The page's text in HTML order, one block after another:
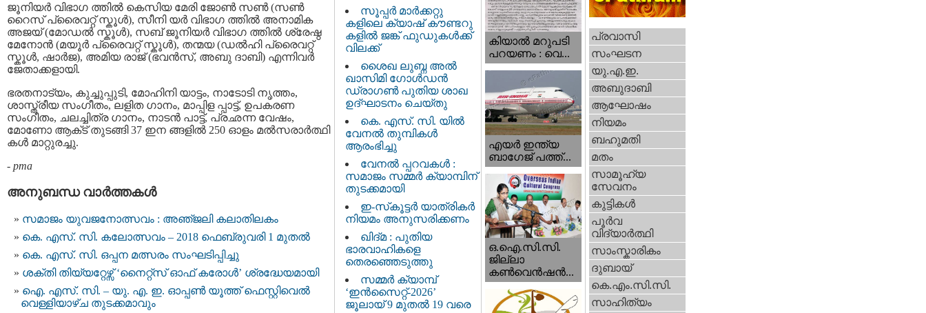
ജൂനിയർ വിഭാഗ ത്തിൽ കെസിയ മേരി ജോൺ സൺ (സൺ
റൈസ് പ്രൈവറ്റ് സ്കൂൾ), സീനി യർ വിഭാഗ ത്തിൽ അനാമിക
അജയ് (മോഡൽ സ്കൂൾ), സബ് ജൂനിയർ വിഭാഗ ത്തിൽ ശ്രേഷ്ഠ
മേനോൻ (മയൂർ പ്രൈവറ്റ് സ്കൂൾ), തന്മയ (ഡൽഹി പ്രൈവറ്റ്
സ്കൂൾ, ഷാർജ), അമിയ രാജ് (ഭവൻസ്, അബു ദാബി) എന്നിവര്‍
ജേതാക്കളായി.
ഭരതനാട്യം, കുച്ചുപ്പുടി, മോഹിനി യാട്ടം, നാടോടി നൃത്തം,
ശാസ്ത്രീയ സംഗീതം, ലളിത ഗാനം, മാപ്പിള പ്പാട്ട്, ഉപകരണ
സംഗീതം, ചലച്ചിത്ര ഗാനം, നാടൻ പാട്ട്, പ്രഛന്ന വേഷം,
മോണോ ആക്‌ട് തുടങ്ങി 37 ഇന ങ്ങളിൽ 250 ഓളം മല്‍സരാര്‍ത്ഥി
കള്‍ മാറ്റുരച്ചു.
- pma
അനുബന്ധ വാര്‍ത്തകള്‍
സമാജം യുവജനോത്സവം : അഞ്‌ജലി കലാതിലകം
കെ. എസ്. സി. കലോത്സവം – 2018 ഫെബ്രുവരി 1 മുതൽ
കെ. എസ്. സി. ഒപ്പന മത്സരം സംഘടിപ്പിച്ചു
ശക്തി തിയ്യറ്റേഴ്സ് ‘നൈറ്റ്സ് ഓഫ് കരോൾ’ ശ്രദ്ധേയമായി
ഐ. എസ്. സി. – യു. എ. ഇ. ഓപ്പണ്‍ യൂത്ത് ഫെസ്റ്റിവെൽ
വെള്ളിയാഴ്ച തുടക്കമാവും
സൂപ്പർ മാർക്കറ്റു
കളിലെ ക്യാഷ് കൗണ്ടറു
കളിൽ ജങ്ക് ഫുഡുകൾക്ക്
വിലക്ക്
ശൈഖ ലുബ്ന അൽ
ഖാസിമി ഗോൾഡൻ
ഡ്രാഗൺ പുതിയ ശാഖ
ഉദ്ഘാടനം ചെയ്തു
കെ. എസ്. സി. യിൽ
വേനൽ തുമ്പികൾ
ആരംഭിച്ചു
വേനൽ പ്പറവകൾ :
സമാജം സമ്മർ ക്യാമ്പിന്
തുടക്കമായി
ഇ-സ്‌കൂട്ടർ യാത്രികർ
നിയമം അനുസരിക്കണം
ഖിദ്മ : പുതിയ
ഭാരവാഹികളെ
തെരഞ്ഞെടുത്തു
സമ്മർ ക്യാമ്പ്
‘ഇൻസൈറ്റ്-2026’
ജൂലായ് 9 മുതൽ 19 വരെ
കിയാല്‍ മറുപടി
പറയണം : വെ...
എയര്‍ ഇന്ത്യ
ബാഗേജ് പത്ത്...
ഒ.ഐ.സി.സി.
ജില്ലാ
കൺവെൻഷൻ...
പ്രവാസി
സംഘടന
യു.എ.ഇ.
അബുദാബി
ആഘോഷം
നിയമം
ബഹുമതി
മതം
സാമൂഹ്യ
സേവനം
കുട്ടികള്‍
പൂര്‍വ
വിദ്യാര്‍ത്ഥി
സാംസ്കാരികം
ദുബായ്‌
കെ.എം.സി.സി.
സാഹിത്യം